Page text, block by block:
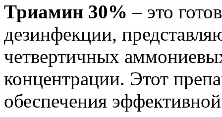
Триамин 30% – это
дезинфекции,
четвертичных
концентрации. Этот
обеспечения